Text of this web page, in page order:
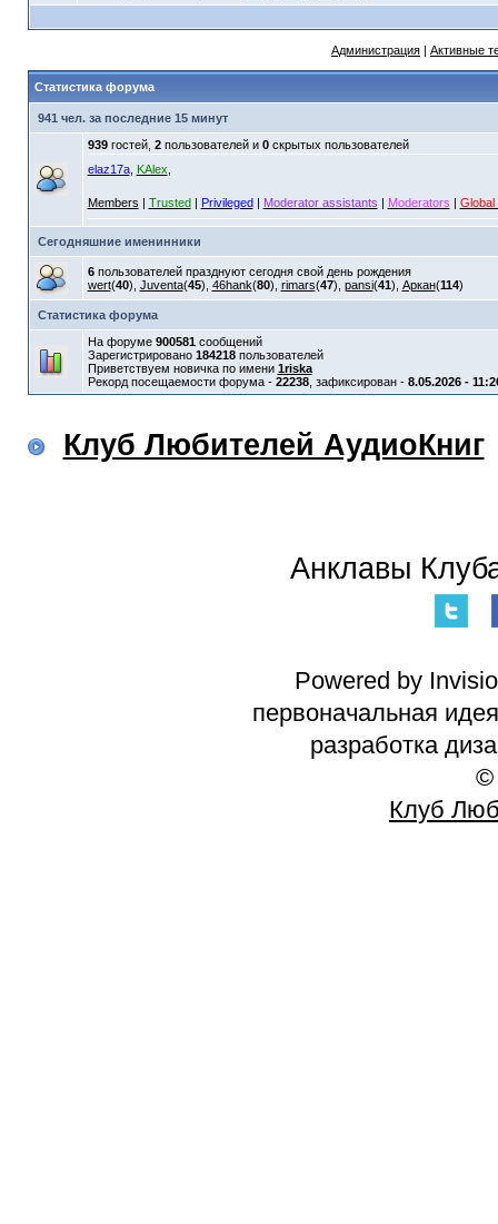
Администрация | Активные
Статистика форума
941 чел. за последние 15 минут
939гостей, 2пользователей и 0скрытых пользователей
elaz17a, KAlex
Members | Trusted| Privileged| Moderator assistants | Moderators | Global
Сегодняшние именинники
6пользователей празднуют сегодня свой день рождения
wert(40), Juventa(45), 46hank(80), rimars(47), pansi(41), Аркан(114)
Статистика форума
На форуме 900581сообщений
Зарегистрировано 184218пользователей
Приветствуем новичка по имени 1riska
Рекорд посещаемости форума - 22238, зафиксирован - 8.05.2026 -
Клуб Любителей АудиоКниг
Анклавы
Powered by
первоначальная
разработка
©
Клуб